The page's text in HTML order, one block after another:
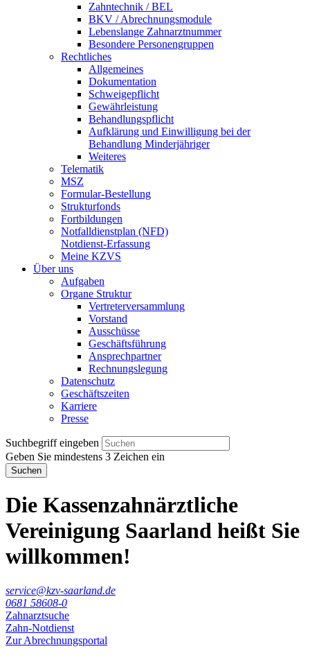
Zahntechnik / BEL
BKV / Abrechnungsmodule
Lebenslange Zahnarztnummer
Besondere Personengruppen
Rechtliches
Allgemeines
Dokumentation
Schweigepflicht
Gewährleistung
Behandlungspflicht
Aufklärung und Einwilligung bei der
Behandlung Minderjähriger
Weiteres
Telematik
MSZ
Formular-Bestellung
Strukturfonds
Fortbildungen
Notfalldienstplan (NFD)
Notdienst-Erfassung
Meine KZVS
Über uns
Aufgaben
Organe Struktur
Vertreterversammlung
Vorstand
Ausschüsse
Geschäftsführung
Ansprechpartner
Rechnungslegung
Datenschutz
Geschäftszeiten
Karriere
Presse
Suchbegriff eingeben
Geben Sie mindestens 3 Zeichen ein
Suchen
Die Kassenzahnärztliche
Vereinigung Saarland heißt Sie
willkommen!
service@kzv-saarland.de
0681 58608-0
Zahnarztsuche
Zahn-Notdienst
ZurAbrechnungsportal